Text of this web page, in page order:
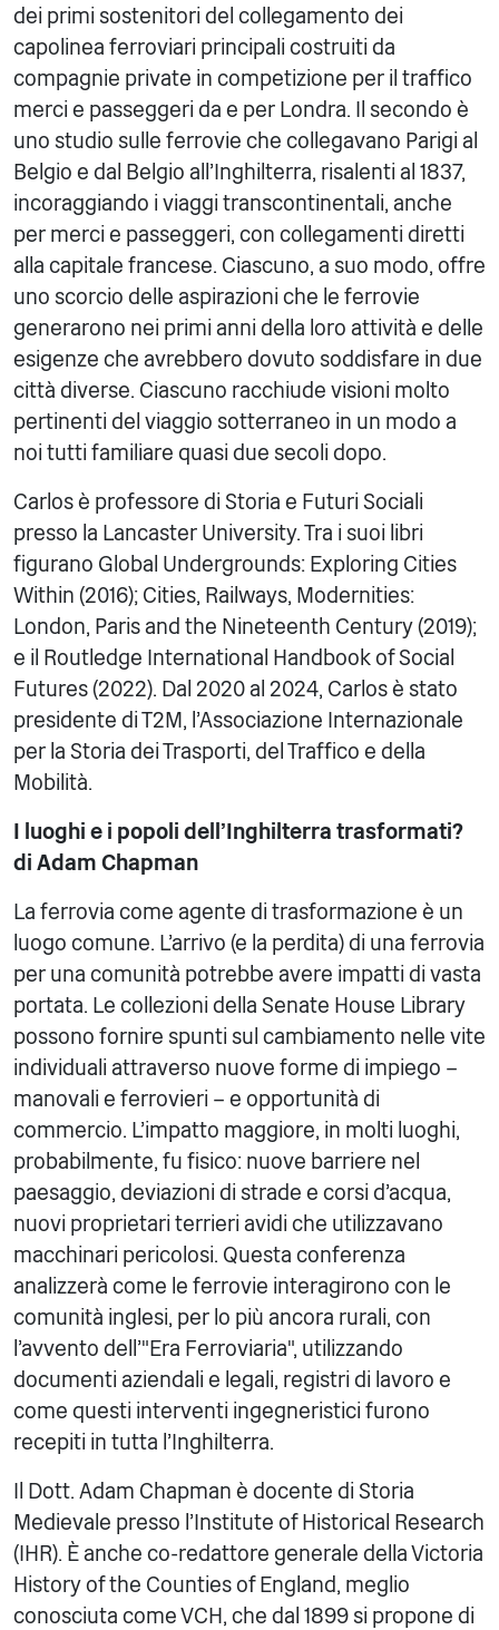
dei primi sostenitori del collegamento dei
capolinea ferroviari principali costruiti da
compagnie private in competizione per il traffico
merci e passeggeri da e per Londra. Il secondo è
uno studio sulle ferrovie che collegavano Parigi al
Belgio e dal Belgio all'Inghilterra, risalenti al 1837,
incoraggiando i viaggi transcontinentali, anche
per merci e passeggeri, con collegamenti diretti
alla capitale francese. Ciascuno, a suo modo, offre
uno scorcio delle aspirazioni che le ferrovie
generarono nei primi anni della loro attività e delle
esigenze che avrebbero dovuto soddisfare in due
città diverse. Ciascuno racchiude visioni molto
pertinenti del viaggio sotterraneo in un modo a
noi tutti familiare quasi due secoli dopo.
Carlos è professore di Storia e Futuri Sociali
presso la Lancaster University. Tra i suoi libri
figurano Global Undergrounds: Exploring Cities
Within (2016); Cities, Railways, Modernities:
London, Paris and the Nineteenth Century (2019);
e il Routledge International Handbook of Social
Futures (2022). Dal 2020 al 2024, Carlos è stato
presidente di T2M, l'Associazione Internazionale
per la Storia dei Trasporti, del Traffico e della
Mobilità.
I luoghi e i popoli dell'Inghilterra trasformati?
di Adam Chapman
La ferrovia come agente di trasformazione è un
luogo comune. L'arrivo (e la perdita) di una ferrovia
per una comunità potrebbe avere impatti di vasta
portata. Le collezioni della Senate House Library
possono fornire spunti sul cambiamento nelle vite
individuali attraverso nuove forme di impiego –
manovali e ferrovieri – e opportunità di
commercio. L'impatto maggiore, in molti luoghi,
probabilmente, fu fisico: nuove barriere nel
paesaggio, deviazioni di strade e corsi d'acqua,
nuovi proprietari terrieri avidi che utilizzavano
macchinari pericolosi. Questa conferenza
analizzerà come le ferrovie interagirono con le
comunità inglesi, per lo più ancora rurali, con
l'avvento dell'"Era Ferroviaria", utilizzando
documenti aziendali e legali, registri di lavoro e
come questi interventi ingegneristici furono
recepiti in tutta l'Inghilterra.
Il Dott. Adam Chapman è docente di Storia
Medievale presso l'Institute of Historical Research
(IHR). È anche co-redattore generale della Victoria
History of the Counties of England, meglio
conosciuta come VCH, che dal 1899 si propone di